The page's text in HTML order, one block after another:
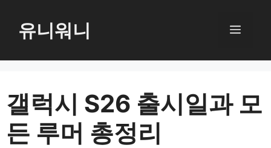
로
너
뛰
유니워니 메
갤럭시 S26 출시일과 모
든 루머 총정리